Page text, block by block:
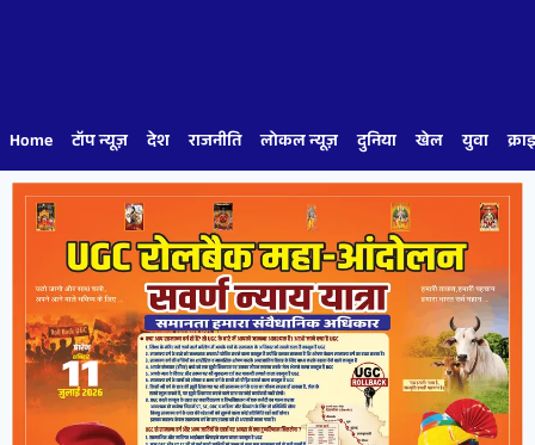
Home टॉप न्यूज़ देश राजनीति लोकल न्यूज़ दुनिया खेल युवा